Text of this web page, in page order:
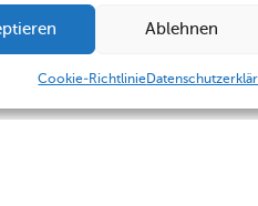
Ablehnen
Cookie-Richtlinie